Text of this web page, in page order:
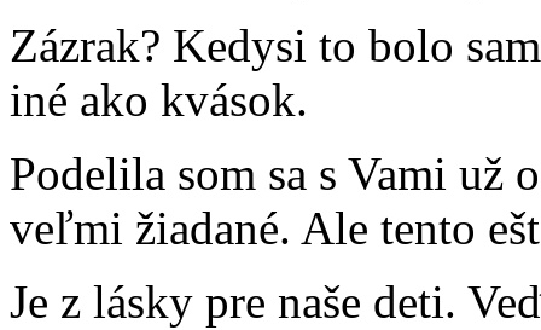
Zázrak? Kedysi to bolo
iné ako kvások.
Podelila som sa s Vami už
veľmi žiadané. Ale tento
Je z lásky pre naše deti.